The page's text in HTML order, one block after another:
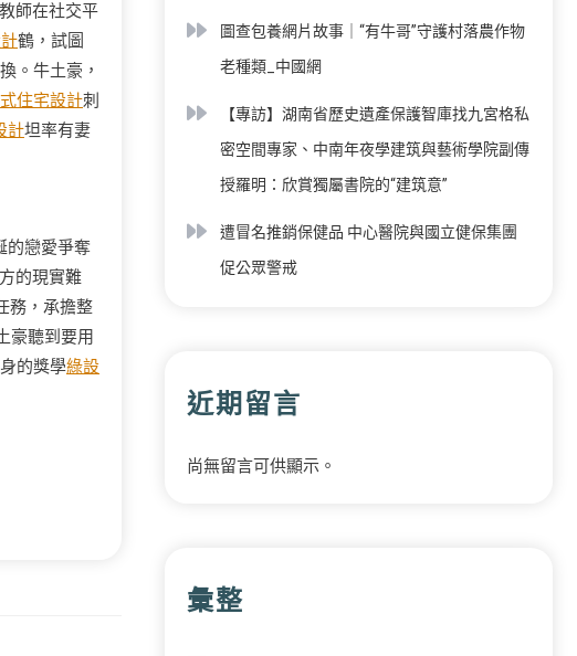
師在社交平
鶴，試圖
。牛土豪，
住宅設計刺
計坦率有妻
的戀愛爭奪
的現實難
務，承擔整
豪聽到要用
的獎學綠設
圖查包養網片故事｜“有牛哥”守護村落農作物
老種類_中國網
【專訪】湖南省歷史遺產保護智庫找九宮格私
密空間專家、中南年夜學建筑與藝術學院副傳
授羅明：欣賞獨屬書院的“建筑意”
遭冒名推銷保健品 中心醫院與國立健保集團
促公眾警戒
近期留言
尚無留言可供顯示。
彙整